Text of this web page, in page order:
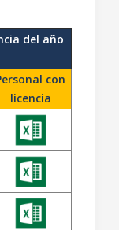
del año
con
licencia